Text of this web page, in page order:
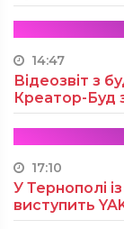
14:47
Відеозвіт з
Креатор-Буд
17:10
У Тернополі
виступить